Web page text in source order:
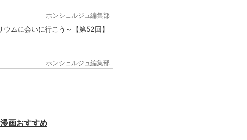
ホンシェルジュ編集部
ムに会いに行こう～【第52回】
ホンシェルジュ編集部
漫画おすすめ